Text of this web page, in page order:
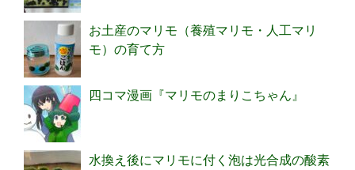
お土産のマリモ（養殖マリモ・人工マリ
モ）の育て方
四コマ漫画『マリモのまりこちゃん』
水換え後にマリモに付く泡は光合成の酸素